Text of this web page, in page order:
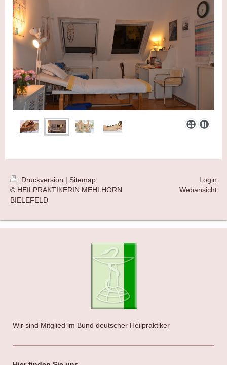
Druckversion | Sitemap
© HEILPRAKTIKERIN MEHLHORN
BIELEFELD
Login
Webansicht
Wir sind Mitglied im Bund deutscher Heilpraktiker